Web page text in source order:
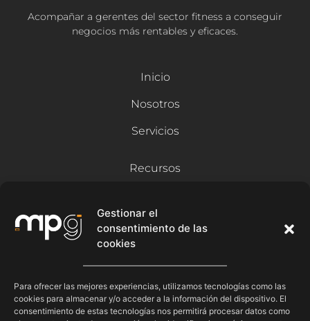
Gestionar el
consentimiento de las
cookies
Para ofrecer las mejores experiencias, utilizamos tecnologías como las
cookies para almacenar y/o acceder a la información del dispositivo. El
consentimiento de estas tecnologías nos permitirá procesar datos como
Quiero sabe más
Acompañar a gerentes del sector fitness a conseguir
negocios más rentables y eficaces.
Inicio
Nosotros
Servicios
Recursos
Contacto
Síguenos